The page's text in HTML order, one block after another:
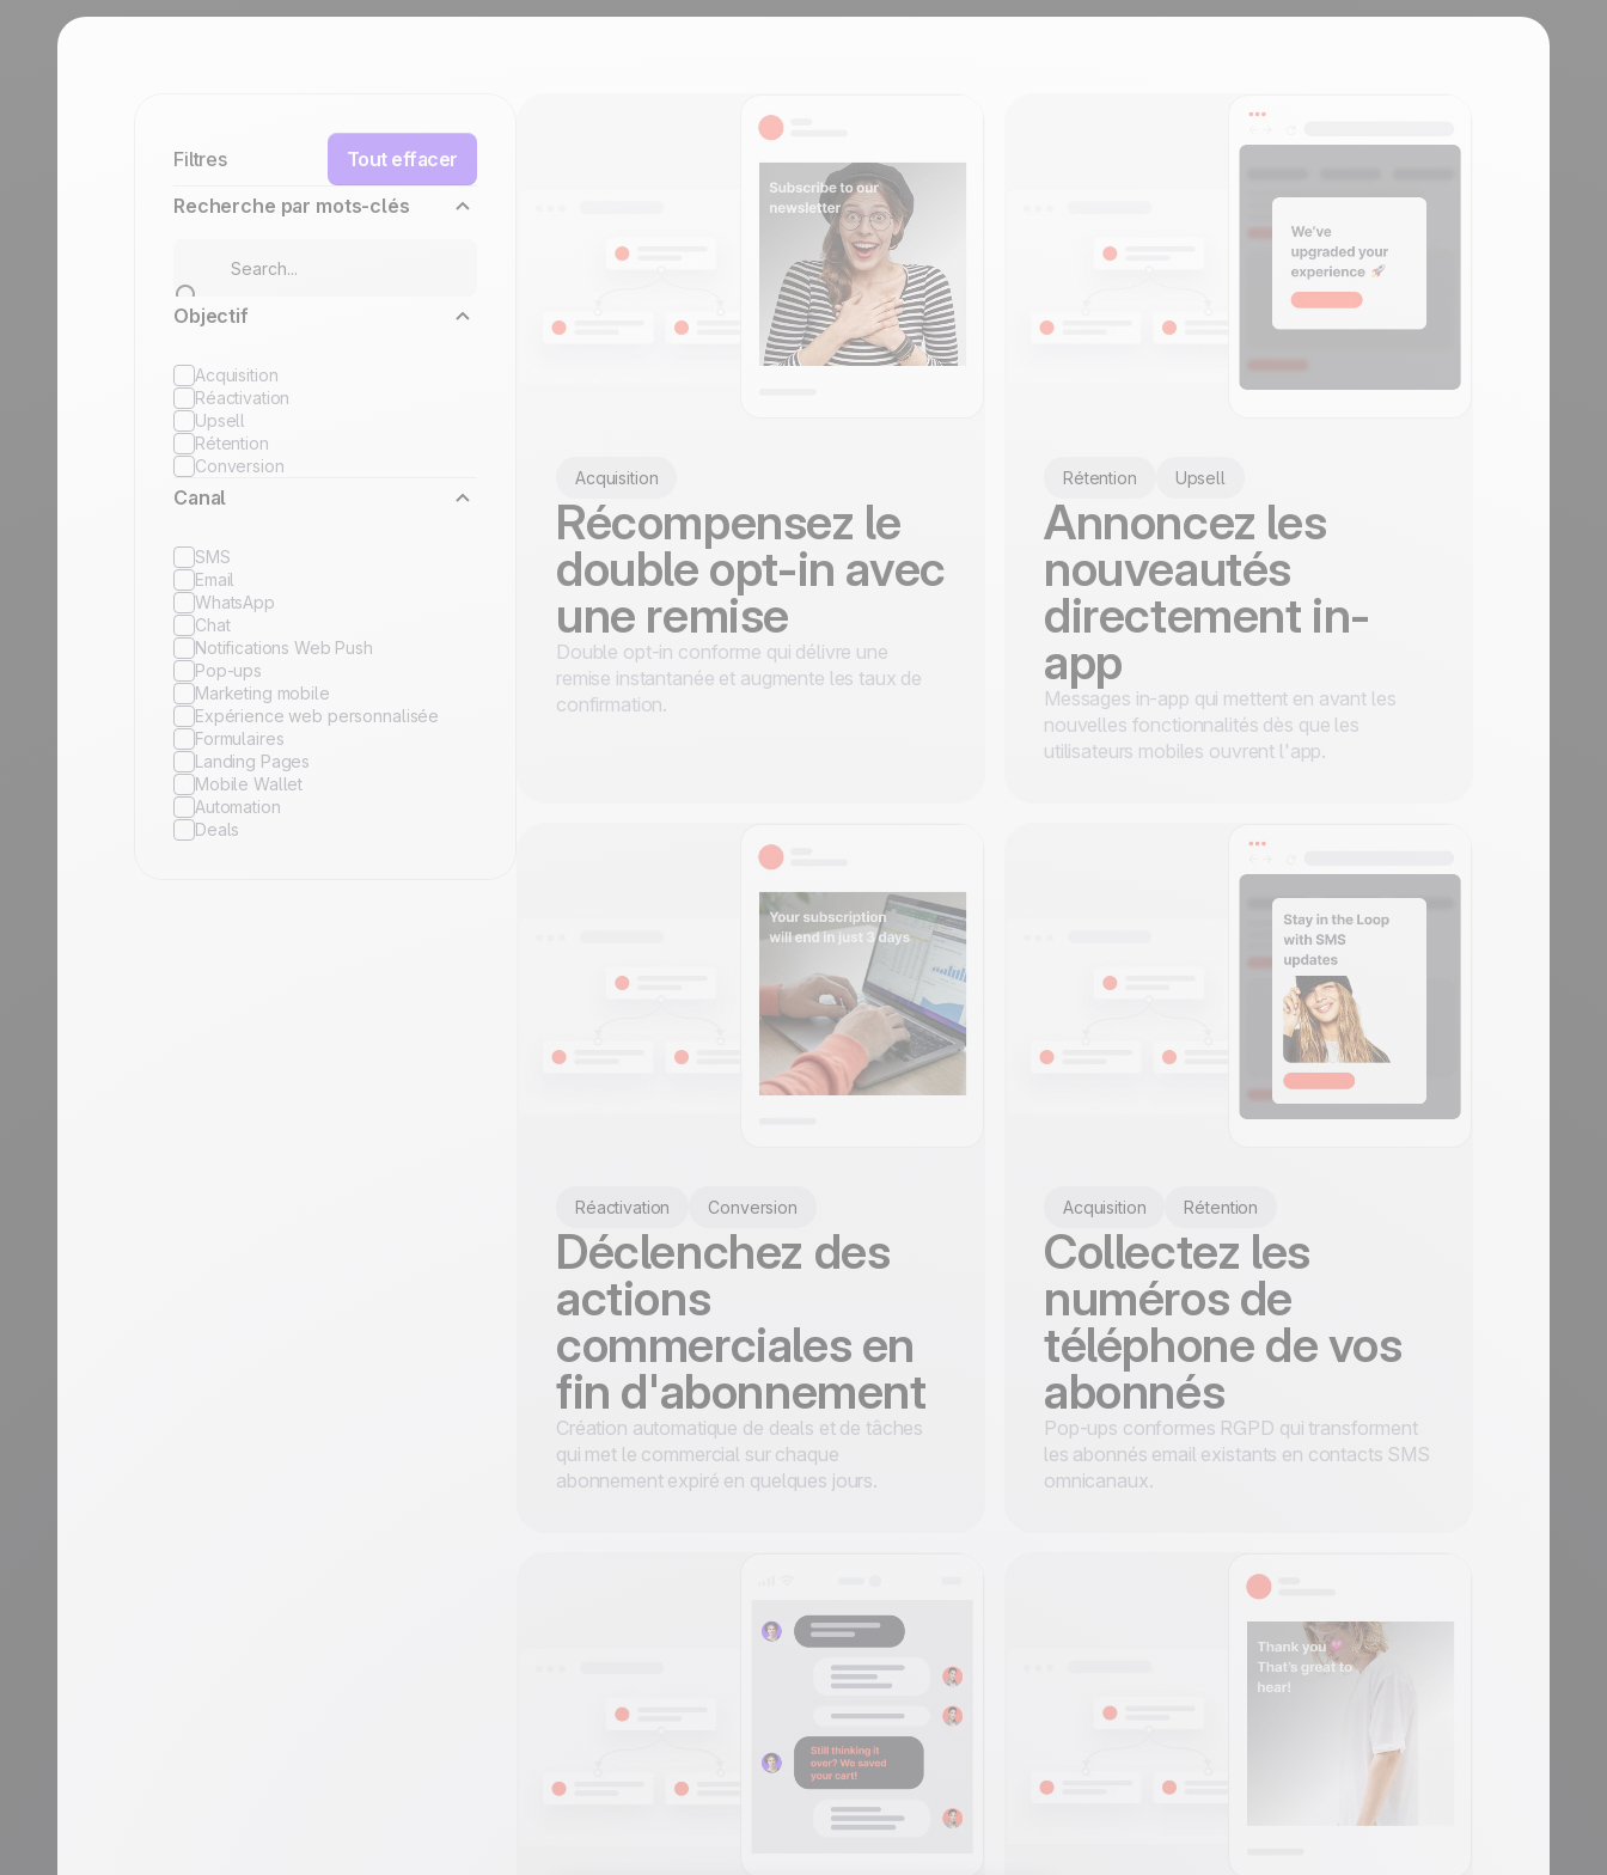
Filtres
Tout effacer
Recherche par mots-clés
Objectif
Acquisition
Réactivation
Upsell
Rétention
Conversion
Canal
SMS
Email
WhatsApp
Chat
Notifications Web Push
Pop-ups
Marketing mobile
Expérience web personnalisée
Formulaires
Landing Pages
Mobile Wallet
Automation
Deals
Acquisition
Récompensez le
double opt-in avec
une remise
Double opt-in conforme qui délivre une
remise instantanée et augmente les taux de
confirmation.
Rétention Upsell
Annoncez les
nouveautés
directement in-
app
Messages in-app qui mettent en avant les
nouvelles fonctionnalités dès que les
utilisateurs mobiles ouvrent l'app.
Réactivation Conversion
Déclenchez des
actions
commerciales en
fin d'abonnement
Création automatique de deals et de tâches
qui met le commercial sur chaque
abonnement expiré en quelques jours.
Acquisition Rétention
Collectez les
numéros de
téléphone de vos
abonnés
Pop-ups conformes RGPD qui transforment
les abonnés email existants en contacts SMS
omnicanaux.